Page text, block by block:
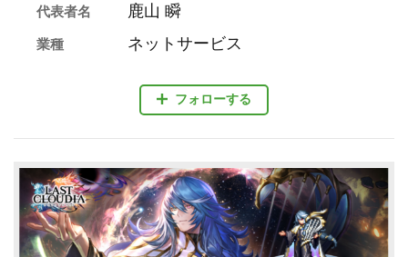
フォローする
代表者名 鹿山 瞬
業種 ネットサービス